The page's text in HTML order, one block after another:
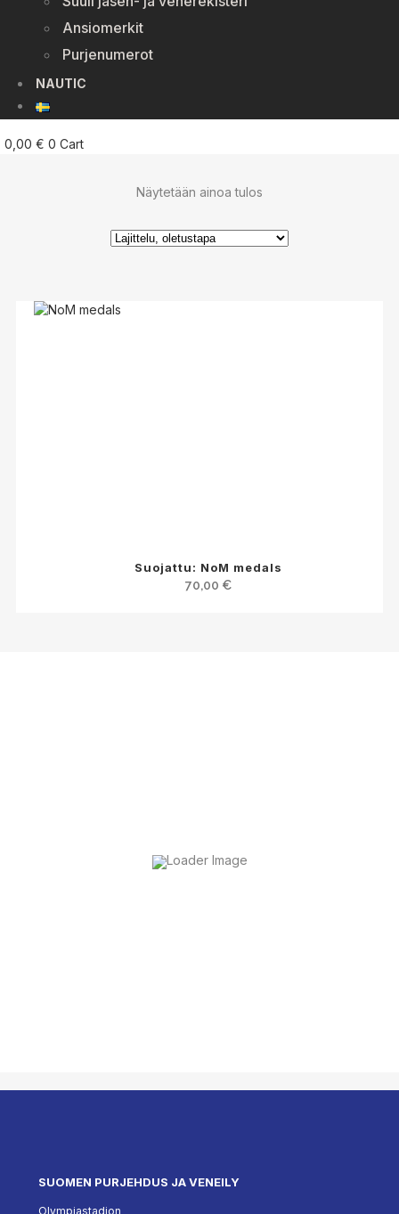
Ansiomerkit
Purjenumerot
NAUTIC
0,00 € 0 Cart
Näytetään ainoa tulos
Suojattu: NoM medals
70,00 €
SUOMEN PURJEHDUS JA VENEILY
Olympiastadion